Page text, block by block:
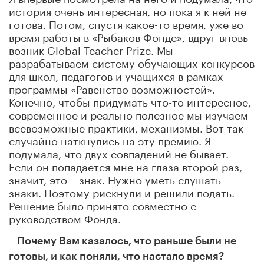
история очень интересная, но пока я к ней не
готова. Потом, спустя какое-то время, уже во
время работы в «Рыбаков Фонде», вдруг вновь
возник Global Teacher Prize. Мы
разрабатываем систему обучающих конкурсов
для школ, педагогов и учащихся в рамках
программы «Равенство возможностей».
Конечно, чтобы придумать что-то интересное,
современное и реально полезное мы изучаем
всевозможные практики, механизмы. Вот так
случайно наткнулись на эту премию. Я
подумала, что двух совпадений не бывает.
Если он попадается мне на глаза второй раз,
значит, это – знак. Нужно уметь слушать
знаки. Поэтому рискнули и решили подать.
Решение было принято совместно с
руководством Фонда.
– Почему Вам казалось, что раньше были не
готовы, и как поняли, что настало время?